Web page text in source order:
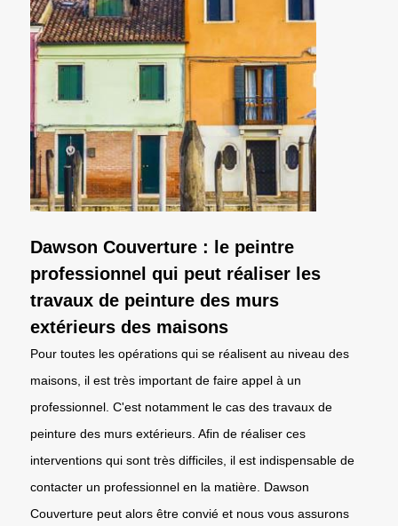
Dawson Couverture : le peintre
professionnel qui peut réaliser les
travaux de peinture des murs
extérieurs des maisons
Pour toutes les opérations qui se réalisent au niveau des
maisons, il est très important de faire appel à un
professionnel. C'est notamment le cas des travaux de
peinture des murs extérieurs. Afin de réaliser ces
interventions qui sont très difficiles, il est indispensable de
contacter un professionnel en la matière. Dawson
Couverture peut alors être convié et nous vous assurons